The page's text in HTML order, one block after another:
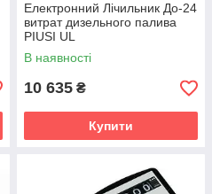
Електронний Лічильник До-24
витрат дизельного палива
PIUSI UL
В наявності
10 635 ₴
Купити